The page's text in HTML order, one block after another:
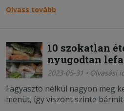
Olvass tovább
10 szokatlan
nyugodtan
2023-05-31 • Olvasási
Fagyasztó nélkül nagyon meg
menüt, így viszont szinte